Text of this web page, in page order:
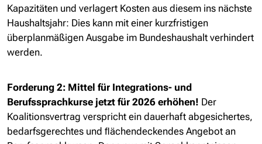
Kapazitäten und verlagert Kosten aus diesem ins nächste
Haushaltsjahr: Dies kann mit einer kurzfristigen
überplanmäßigen Ausgabe im Bundeshaushalt verhindert
werden.
Forderung 2: Mittel für Integrations- und
Berufssprachkurse jetzt für 2026 erhöhen! Der
Koalitionsvertrag verspricht ein dauerhaft abgesichertes,
bedarfsgerechtes und ﬂächendeckendes Angebot an